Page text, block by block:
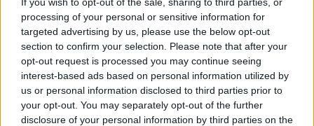
processing of your personal or sensitive information for
targeted advertising by us, please use the below opt-out
section to confirm your selection. Please note that after your
opt-out request is processed you may continue seeing
interest-based ads based on personal information utilized by
us or personal information disclosed to third parties prior to
your opt-out. You may separately opt-out of the further
disclosure of your personal information by third parties on the
nauja prognozė